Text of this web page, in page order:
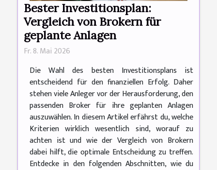
Bester Investitionsplan:
Vergleich von Brokern für
geplante Anlagen
Fr. 8. Mai 2026
Die Wahl des besten Investitionsplans ist
entscheidend für den finanziellen Erfolg. Daher
stehen viele Anleger vor der Herausforderung, den
passenden Broker für ihre geplanten Anlagen
auszuwählen. In diesem Artikel erfährst du, welche
Kriterien wirklich wesentlich sind, worauf zu
achten ist und wie der Vergleich von Brokern
dabei hilft, die optimale Entscheidung zu treffen.
Entdecke in den folgenden Abschnitten, wie du